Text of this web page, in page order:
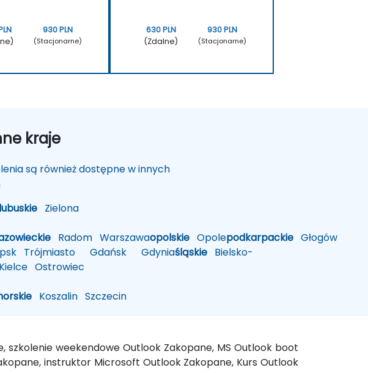
930 PLN
(Stacjonarne)
630 PLN
(Zdalne)
930 PLN
(Stacjonarne)
lubuskie Zielona
Radom Warszawaopolskie Opolepodkarpackie Głogów
Trójmiasto Gdańsk Gdyniaśląskie Bielsko-
Ostrowiec
Koszalin Szczecin
kraje
są również dostępne w innych
weekendowe Outlook Zakopane, MS Outlook boot
instruktor Microsoft Outlook Zakopane, Kurs Outlook